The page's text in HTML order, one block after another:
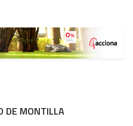
DE MONTILLA